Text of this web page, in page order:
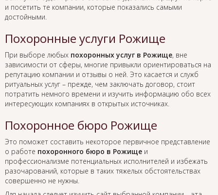
и посетить те компании, которые показались самыми
достойными.
Похоронные услуги Рожище
При выборе любых похоронных услуг в Рожище, вне
зависимости от сферы, многие привыкли ориентироваться на
репутацию компании и отзывы о ней. Это касается и служб
ритуальных услуг – прежде, чем заключать договор, стоит
потратить немного времени и изучить информацию обо всех
интересующих компаниях в открытых источниках.
Похоронное бюро Рожище
Это поможет составить некоторое первичное представление
о работе похоронного бюро в Рожище и
профессионализме потенциальных исполнителей и избежать
разочарований, которые в таких тяжелых обстоятельствах
совершенно не нужны.